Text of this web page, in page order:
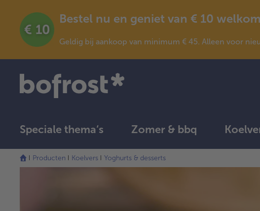
Bestel nu en geniet van € 10
Geldig bij aankoop van minimum € 45. Alleen voor
Speciale thema‘s Zomer & bbq
Producten Koelvers Yoghurts & desserts